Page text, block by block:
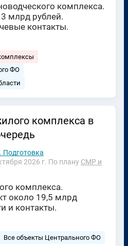
комплекса.
млрд рублей.
контакты.
ФО
комплекса в
Подготовка
2026 г. По плану СМР и
комплекса.
около 19,5 млрд
и контакты.
Все объекты Центрального ФО